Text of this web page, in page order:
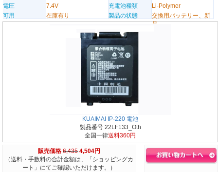
電圧
7.4V 充電池種類
Li-Polymer
可用
在庫有り 製品の状態
交換用バッテリー、新
品
KUAIMAI IP-220 電池
製品番号 22LF133_Oth
全国一律送料360円
販売価格 6,435 4,504円
（送料・手数料の合計金額は、「ショッピングカ
ート」にてご確認いただけます。）